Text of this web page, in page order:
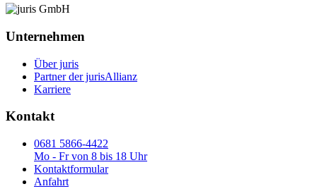
Unternehmen
Über juris
Partner der jurisAllianz
Karriere
Kontakt
0681 5866-4422
Mo - Fr von 8 bis 18 Uhr
Kontaktformular
Anfahrt